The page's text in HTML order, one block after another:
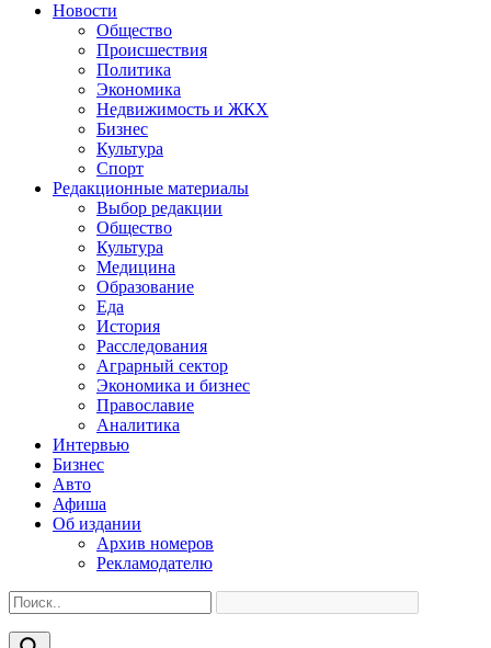
Новости
Общество
Происшествия
Политика
Экономика
Недвижимость и ЖКХ
Бизнес
Культура
Спорт
Редакционные материалы
Выбор редакции
Общество
Культура
Медицина
Образование
Еда
История
Расследования
Аграрный сектор
Экономика и бизнес
Православие
Аналитика
Интервью
Бизнес
Авто
Афиша
Об издании
Архив номеров
Рекламодателю